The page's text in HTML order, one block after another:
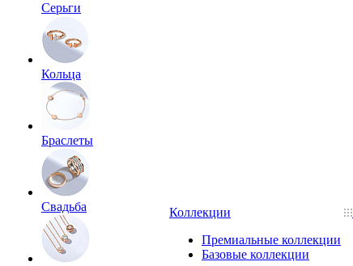
Серьги
Кольца
Браслеты
Свадьба
Коллекции
Премиальные коллекции
Базовые коллекции